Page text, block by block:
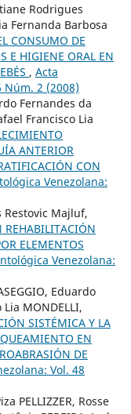
Rodrigues
Fernanda Barbosa
CONSUMO DE
E HIGIENE ORAL EN
, Acta
Núm. 2 (2008)
Fernandes da
Francisco Lia
ANTERIOR
CON
Venezolana:
Restovic Majluf,
REHABILITACIÓN
ELEMENTOS
Venezolana:
Eduardo
MONDELLI,
SISTÉMICA Y LA
EN
DE
Vol. 48
PELLIZZER, Rosse